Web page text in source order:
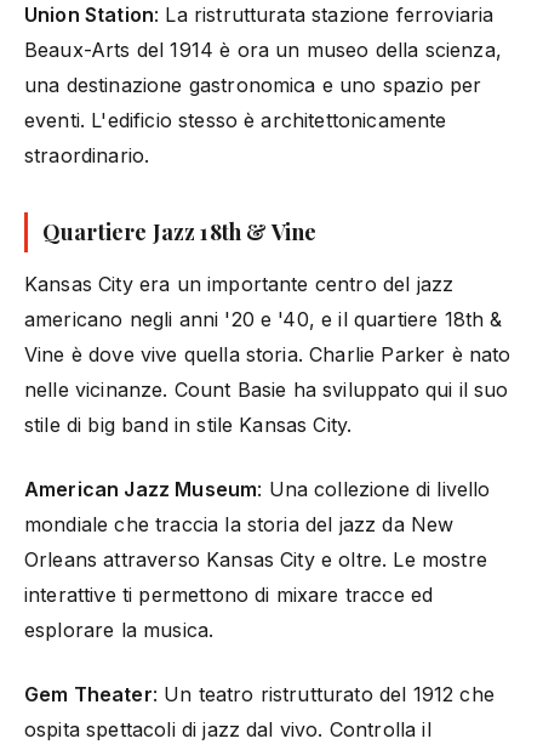
Union Station: La ristrutturata stazione ferroviaria
Beaux-Arts del 1914 è ora un museo della scienza,
una destinazione gastronomica e uno spazio per
eventi. L'edificio stesso è architettonicamente
straordinario.
Quartiere Jazz 18th & Vine
Kansas City era un importante centro del jazz
americano negli anni '20 e '40, e il quartiere 18th &
Vine è dove vive quella storia. Charlie Parker è nato
nelle vicinanze. Count Basie ha sviluppato qui il suo
stile di big band in stile Kansas City.
American Jazz Museum: Una collezione di livello
mondiale che traccia la storia del jazz da New
Orleans attraverso Kansas City e oltre. Le mostre
interattive ti permettono di mixare tracce ed
esplorare la musica.
Gem Theater: Un teatro ristrutturato del 1912 che
ospita spettacoli di jazz dal vivo. Controlla il